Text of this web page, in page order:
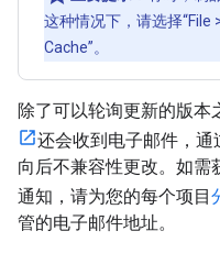
这种情况下，请选择“File
Cache”。
除了可以轮询更新的版本
还会收到电子邮件，
向后不兼容性更改。如需
通知，请为您的每个项目
管的电子邮件地址。